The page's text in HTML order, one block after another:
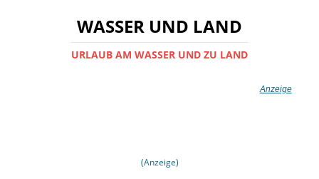
WASSER UND LAND
URLAUB AM WASSER UND ZU LAND
(Anzeige)